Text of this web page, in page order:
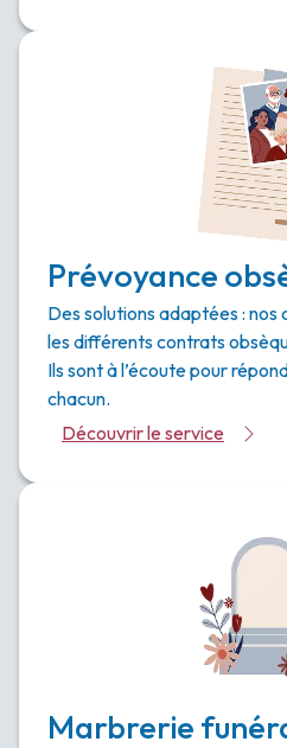
Prévoyance
Des solutions adaptées :
les différents contrats
Ils sont à l’écoute pour
chacun.
Découvrir le service
Marbrerie